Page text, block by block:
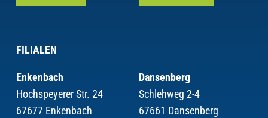
FILIALEN
Enkenbach
Hochspeyerer Str. 24
67677 Enkenbach
Dansenberg
Schlehweg 2-4
67661 Dansenberg